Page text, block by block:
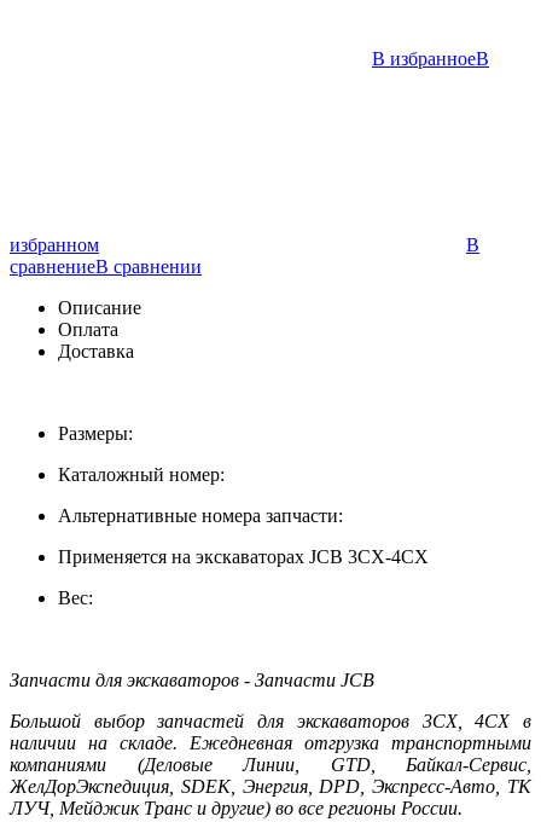
В избранноеВ
избранном
В
сравнениеВ сравнении
Описание
Оплата
Доставка
Размеры:
Каталожный номер:
Альтернативные номера запчасти:
Применяется на экскаваторах JCB 3CX-4CX
Вес:
Запчасти для экскаваторов - Запчасти JCB
Большой выбор запчастей для экскаваторов 3CX, 4CX в
наличии на складе. Ежедневная отгрузка транспортными
компаниями (Деловые Линии, GTD, Байкал-Сервис,
ЖелДорЭкспедиция, SDEK, Энергия, DPD, Экспресс-Авто, ТК
ЛУЧ, Мейджик Транс и другие) во все регионы России.